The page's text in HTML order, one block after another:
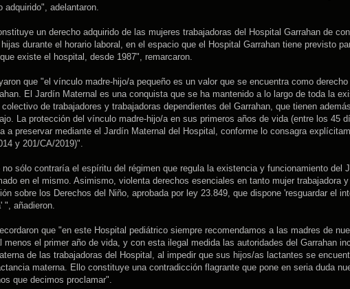
adquirido", adelantaron.
un derecho adquirido de las mujeres trabajadoras del Hospital Garrahan de
durante el horario laboral, en el espacio que el Hospital Garrahan tiene previsto
existe el hospital, desde 1987", remarcaron.
que "el vínculo madre-hijo/a pequeño es un valor que se encuentra como
El Jardín Maternal es una conquista que se ha mantenido a lo largo de toda la
de trabajadores y trabajadoras dependientes del Garrahan, que tienen
La protección del vínculo madre-hijo/a en sus primeros años de vida (entre los 45
a preservar mediante el Jardín Maternal del Hospital, conforme lo consagra
y 201/CA/2019)".
sólo contraría el espíritu del régimen que regula la existencia y funcionamiento del
en el mismo. Asimismo, violenta derechos esenciales en tanto mujer trabajadora
sobre los Derechos del Niño, aprobada por ley 23.849, que dispone 'resguardar el
", añadieron.
que "en este Hospital pediátrico siempre recomendamos a las madres de
menos el primer año de vida, y con esta ilegal medida las autoridades del Garrahan
de las trabajadoras del Hospital, al impedir que sus hijos/as lactantes se
materna. Ello constituye una contradicción flagrante que pone en seria duda
que decimos proclamar".